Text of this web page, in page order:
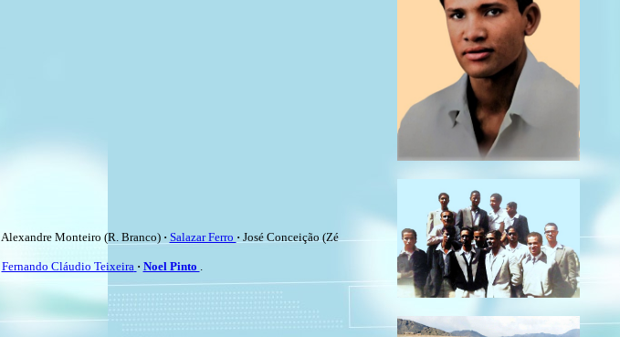
Alexandre Monteiro (R. Branco) · Salazar Ferro · José Conceição (Zé
Fernando Cláudio Teixeira · Noel Pinto .